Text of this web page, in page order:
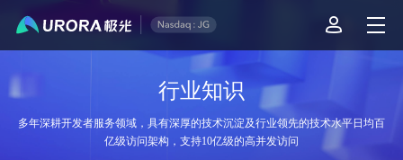
行业知识
多年深耕开发者服务领域，具有深厚的技术沉淀及行业领先的技术水平日均百
亿级访问架构，支持10亿级的高并发访问